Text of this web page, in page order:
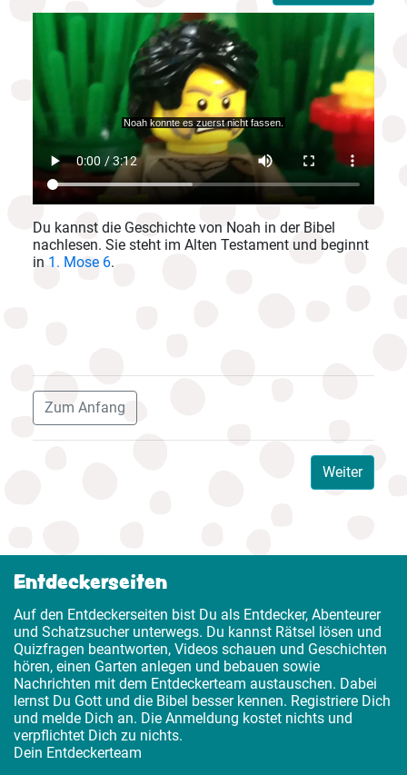
Du kannst die Geschichte von Noah in der Bibel
nachlesen. Sie steht im Alten Testament und beginnt
in 1. Mose 6.
Zum Anfang
Weiter
Entdeckerseiten
Auf den Entdeckerseiten bist Du als Entdecker, Abenteurer
und Schatzsucher unterwegs. Du kannst Rätsel lösen und
Quizfragen beantworten, Videos schauen und Geschichten
hören, einen Garten anlegen und bebauen sowie
Nachrichten mit dem Entdeckerteam austauschen. Dabei
lernst Du Gott und die Bibel besser kennen. Registriere Dich
und melde Dich an. Die Anmeldung kostet nichts und
verpflichtet Dich zu nichts.
Dein Entdeckerteam